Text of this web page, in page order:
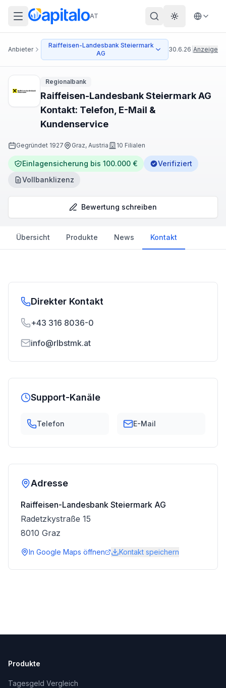
AT Theme
Anbieter
Raiffeisen-Landesbank Steiermark
AG
30.6.26 Anzeige
Regionalbank
Raiffeisen-Landesbank Steiermark AG
Kontakt: Telefon, E-Mail &
Kundenservice
Gegründet 1927 Graz, Austria 10 Filialen
Einlagensicherung bis 100.000 €
Verifiziert
Vollbanklizenz
Bewertung schreiben
Übersicht Produkte News Kontakt
Direkter Kontakt
+43 316 8036-0
info@rlbstmk.at
Support-Kanäle
Telefon E-Mail
Adresse
Raiffeisen-Landesbank Steiermark AG
Radetzkystraße 15
8010 Graz
In Google Maps öffnen Kontakt speichern
Produkte
Tagesgeld Vergleich